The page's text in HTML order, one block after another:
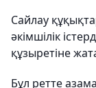
Сайлау
әкімшілік
құзыретіне
Бұл ретте